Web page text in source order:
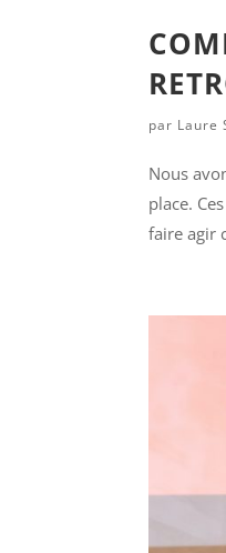
par Laure
Nous
place.
faire agir